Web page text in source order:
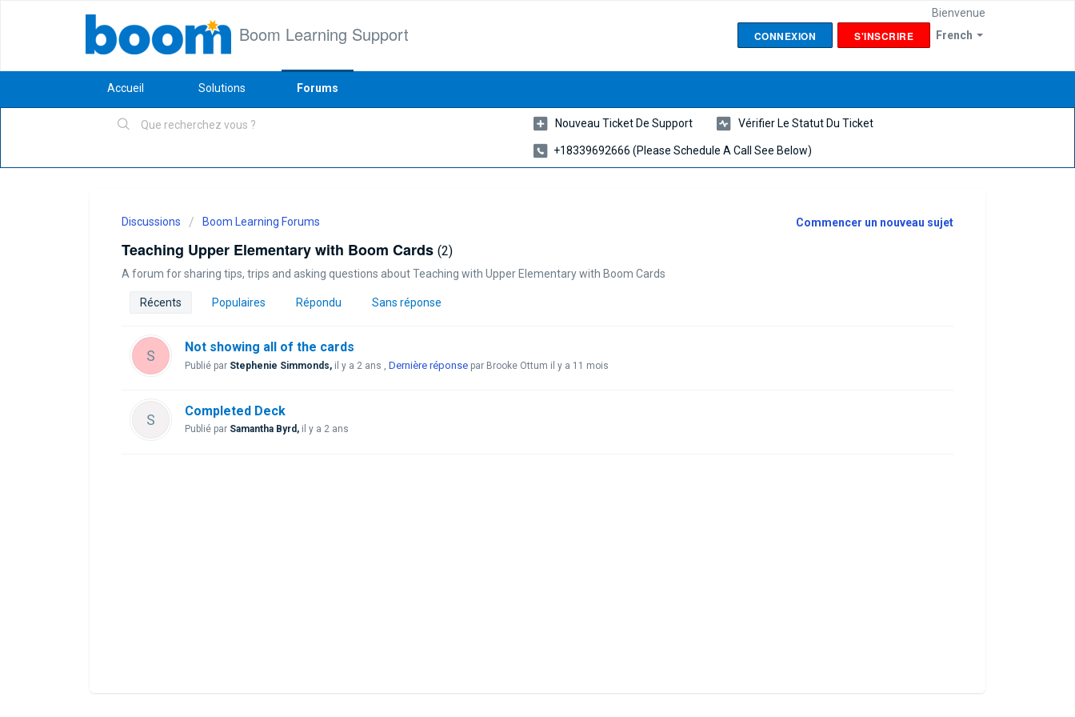
Boom Learning Support French
Bienvenue
CONNEXION S'INSCRIRE
Accueil Solutions Forums
Nouveau Ticket De Support Vérifier Le Statut Du Ticket
+18339692666 (please Schedule A Call See Below)
Commencer un nouveau sujet
Discussions Boom Learning Forums
Teaching Upper Elementary with Boom Cards 2
A forum for sharing tips, trips and asking questions about Teaching with Upper Elementary with Boom Cards
Récents Populaires Répondu Sans réponse
S
Not showing all of the cards
Publié par Stephenie Simmonds, il y a 2 ans , Dernière réponse par Brooke Ottum il y a 11 mois
S
Completed Deck
Publié par Samantha Byrd, il y a 2 ans